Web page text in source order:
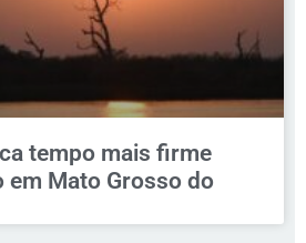
tempo mais firme
em Mato Grosso do